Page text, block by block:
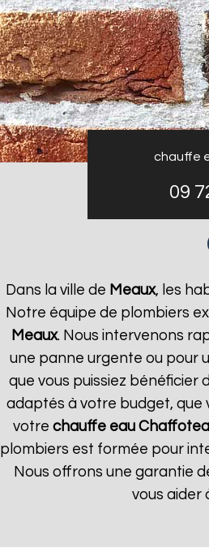
chauffe
09
Dans la ville de Meaux, les
Notre équipe de plombiers
Meaux. Nous intervenons
une panne urgente ou pour
que vous puissiez bénéficier
adaptés à votre budget, que
votre chauffe eau
plombiers est formée pour
Nous offrons une garantie
vous aider